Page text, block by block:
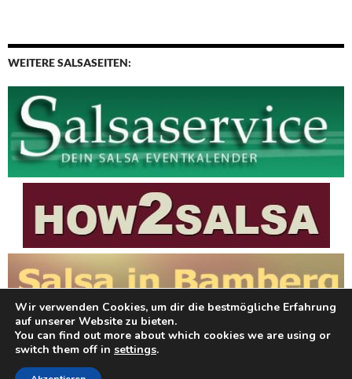
WEITERE SALSASEITEN:
OS media: Twenty Fourteen Wordpress child theme for video content created by
Wir verwenden Cookies, um dir die bestmögliche Erfahrung
auf unserer Website zu bieten.
You can find out more about which cookies we are using or
switch them off in settings.